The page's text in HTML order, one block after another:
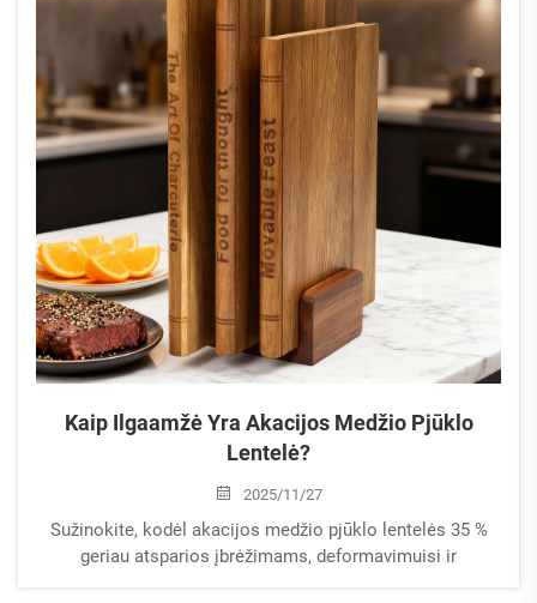
Kaip Ilgaamžė Yra Akacijos Medžio Pjūklo
Lentelė?
2025/11/27
Sužinokite, kodėl akacijos medžio pjūklo lentelės 35 %
geriau atsparios įbrėžimams, deformavimuisi ir